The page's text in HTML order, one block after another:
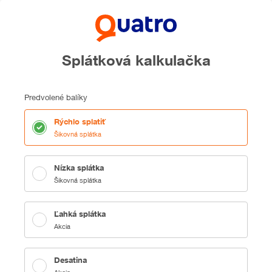
Splátková kalkulačka
Predvolené balíky
Rýchlo splatiť
Šikovná splátka
Nízka splátka
Šikovná splátka
Ľahká splátka
Akcia
Desatina